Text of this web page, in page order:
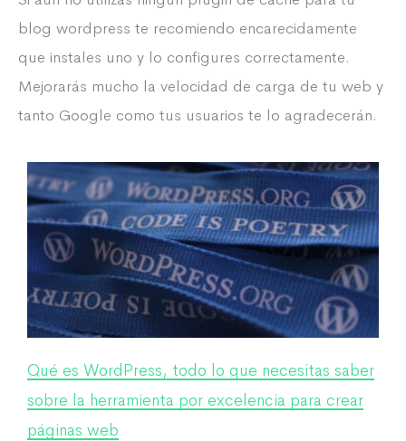
blog wordpress te recomiendo encarecidamente
que instales uno y lo configures correctamente.
Mejorarás mucho la velocidad de carga de tu web y
tanto Google como tus usuarios te lo agradecerán.
Qué es WordPress, todo lo que necesitas saber
sobre la herramienta por excelencia para crear
páginas web